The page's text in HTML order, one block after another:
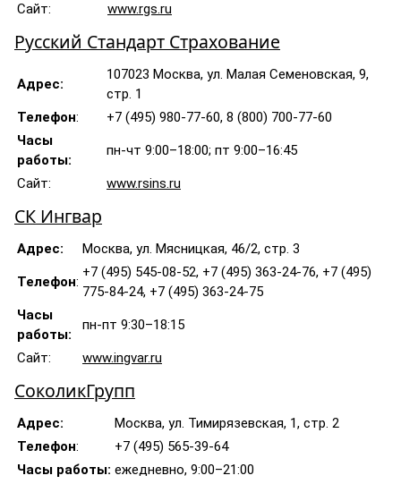
Сайт: www.rgs.ru
Русский Стандарт Страхование
Адрес:
107023 Москва, ул. Малая Семеновская, 9,
стр. 1
Телефон:
+7 (495) 980-77-60, 8 (800) 700-77-60
Часы
работы:
пн-чт 9:00–18:00; пт 9:00–16:45
Сайт: www.rsins.ru
СК Ингвар
Адрес: Москва, ул. Мясницкая, 46/2, стр. 3
Телефон:
+7 (495) 545-08-52, +7 (495) 363-24-76, +7 (495)
775-84-24, +7 (495) 363-24-75
Часы
работы:
пн-пт 9:30–18:15
Сайт: www.ingvar.ru
СоколикГрупп
Адрес:
Москва, ул. Тимирязевская, 1, стр. 2
Телефон:
+7 (495) 565-39-64
Часы работы: ежедневно, 9:00–21:00